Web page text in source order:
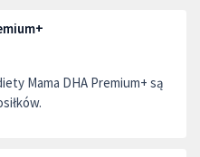
Mama DHA Premium+ są